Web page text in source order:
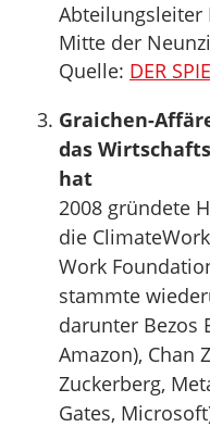
Abteilungsleiter
Mitte der
Quelle: DER
Graichen-
das
hat
2008 gründete
die
Work
stammte
darunter Bezos
Amazon), Chan
Zuckerberg,
Gates,